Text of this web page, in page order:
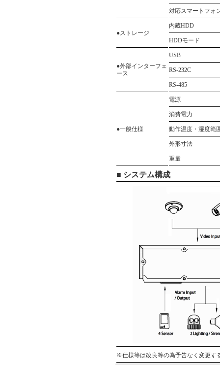
対応スマートフォ
●ストレージ
内蔵HDD
HDDモード
●外部インターフェ
ース
USB
RS-232C
RS-485
●一般仕様
電源
消費電力
動作温度・湿度範
外形寸法
重量
■ システム構成
※仕様等は改良等の為予告なく変更す